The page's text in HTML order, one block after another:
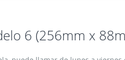
6 (256mm x